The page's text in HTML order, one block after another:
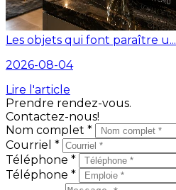
Les objets qui font paraître u...
2026-08-04
Lire l'article
Prendre rendez-vous.
Contactez-nous!
Nom complet *
Courriel *
Téléphone *
Téléphone *